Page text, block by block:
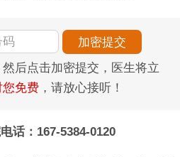
后点击加密提交，医生将立
免费 ，请放心接听！
话：167-5384-0120